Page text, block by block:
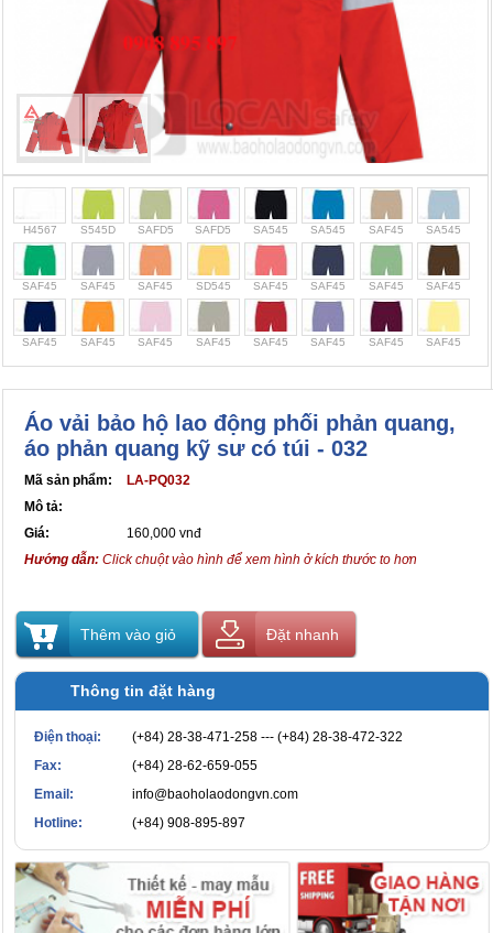
H4567 S545D SAFD5 SAFD5 SA545 SA545 SAF45 SA545
SAF45 SAF45 SAF45 SD545 SAF45 SAF45 SAF45 SAF45
SAF45 SAF45 SAF45 SAF45 SAF45 SAF45 SAF45 SAF45
Áo vải bảo hộ lao động phối phản quang,
áo phản quang kỹ sư có túi - 032
Mã sản phẩm:
LA-PQ032
Mô tả:
Giá:
160,000 vnđ
Hướng dẫn: Click chuột vào hình để xem hình ở kích thước to hơn
Thêm vào giỏ Đặt nhanh
Thông tin đặt hàng
Điện thoại:
(+84) 28-38-471-258 --- (+84) 28-38-472-322
Fax:
(+84) 28-62-659-055
Email:
info@baoholaodongvn.com
Hotline:
(+84) 908-895-897
Cọc giao thông, rào chắn công trình
Bình chữa cháy, cứu hỏa
Chính sách bảo mật thông tin